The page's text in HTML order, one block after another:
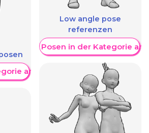
anzeigen
Low angle pose
referenzen
Weitere Posen in der Kategorie